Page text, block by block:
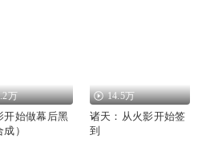
万
开始做幕后黑
）
14.5万
诸天：从火影开始签
到